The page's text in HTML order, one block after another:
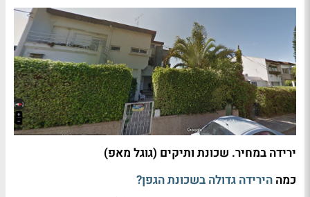
ירידה במחיר. שכונת ותיקים (גוגל מאפ)
כמה הירידה גדולה בשכונת הגפן?